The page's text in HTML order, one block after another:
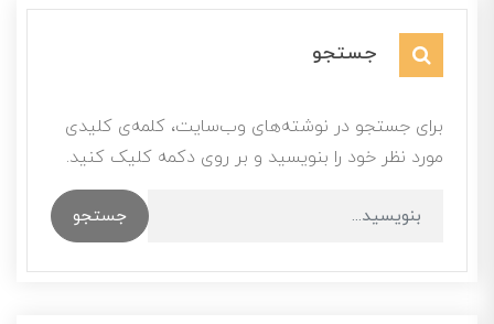
جستجو
برای جستجو در نوشته‌های وب‌سایت، کلمه‌ی کلیدی
مورد نظر خود را بنویسید و بر روی دکمه کلیک کنید.
جستجو